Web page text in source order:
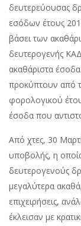
δευτερεύουσας
εσόδων έτους
βάσει των
δευτερογενής
ακαθάριστα
προκύπτουν από
φορολογικού
έσοδα που
Από χτες, 30
υποβολής, η
δευτερογενούς
μεγαλύτερα
επιχειρήσεις,
έκλεισαν με